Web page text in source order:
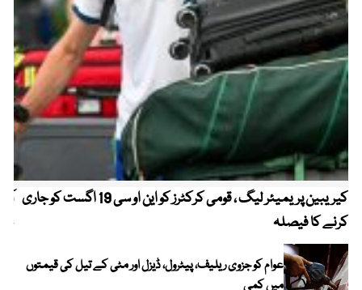
کیریبین پریمیئر لیگ ، قومی کرکٹرز کو این او سی 19 اگست کو جاری
کرنے کا فیصلہ
عوام کو جزوی ریلیف، پیٹرول، ڈیزل اور مٹی کے تیل کی قیمتوں
میں کمی